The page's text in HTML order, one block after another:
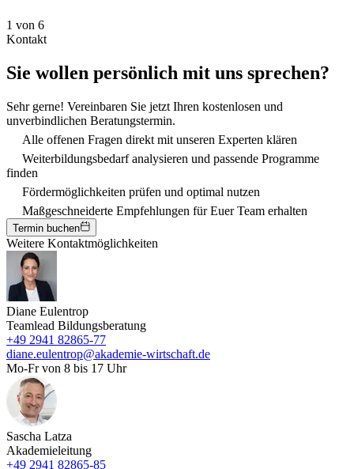
1 von 6
Kontakt
Sie wollen persönlich mit uns sprechen?
Sehr gerne! Vereinbaren Sie jetzt Ihren kostenlosen und
unverbindlichen Beratungstermin.
Alle offenen Fragen direkt mit unseren Experten klären
Weiterbildungsbedarf analysieren und passende Programme
finden
Fördermöglichkeiten prüfen und optimal nutzen
Maßgeschneiderte Empfehlungen für Euer Team erhalten
Termin buchen
Weitere Kontaktmöglichkeiten
Diane Eulentrop
Teamlead Bildungsberatung
+49 2941 82865-77
diane.eulentrop@akademie-wirtschaft.de
Mo-Fr von 8 bis 17 Uhr
Sascha Latza
Akademieleitung
+49 2941 82865-85